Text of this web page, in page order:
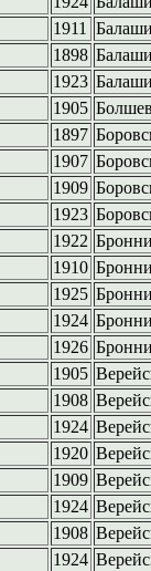
1911
1898
1923
1905
1897
1907
1909
1923
1922
1910
1925
1924
1926
1905
1908
1924
1920
1909
1924
1908
1924